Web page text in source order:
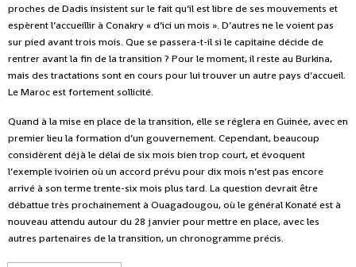
proches de Dadis insistent sur le fait qu’il est libre de ses mouvements et
espèrent l’accueillir à Conakry « d’ici un mois ». D’autres ne le voient pas
sur pied avant trois mois. Que se passera-t-il si le capitaine décide de
rentrer avant la fin de la transition ? Pour le moment, il reste au Burkina,
mais des tractations sont en cours pour lui trouver un autre pays d'accueil.
Le Maroc est fortement sollicité.
Quand à la mise en place de la transition, elle se réglera en Guinée, avec en
premier lieu la formation d’un gouvernement. Cependant, beaucoup
considèrent déjà le délai de six mois bien trop court, et évoquent
l’exemple ivoirien où un accord prévu pour dix mois n’est pas encore
arrivé à son terme trente-six mois plus tard. La question devrait être
débattue très prochainement à Ouagadougou, où le général Konaté est à
nouveau attendu autour du 28 janvier pour mettre en place, avec les
autres partenaires de la transition, un chronogramme précis.